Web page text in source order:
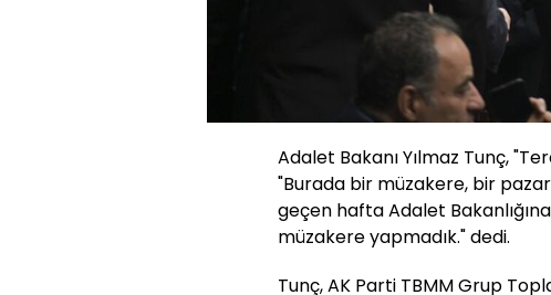
Adalet Bakanı Yılmaz Tunç,
"Burada bir müzakere, bir
geçen hafta Adalet
müzakere yapmadık." dedi.
Tunç, AK Parti TBMM Grup